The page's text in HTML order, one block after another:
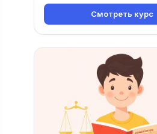
Смотреть курс